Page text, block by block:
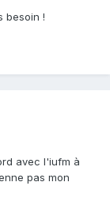
besoin !
avec l'iufm à
pas mon